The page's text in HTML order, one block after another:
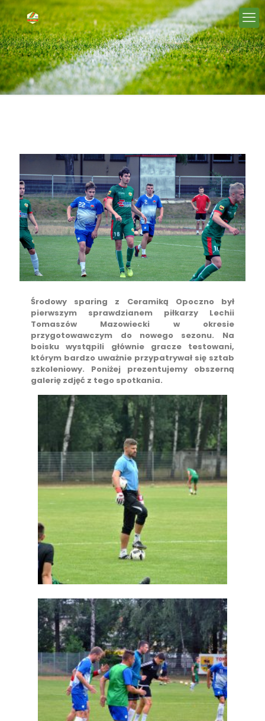
Środowy sparing z Ceramiką Opoczno był
pierwszym sprawdzianem piłkarzy Lechii
Tomaszów Mazowiecki w okresie
przygotowawczym do nowego sezonu. Na
boisku wystąpili głównie gracze testowani,
którym bardzo uważnie przypatrywał się sztab
szkoleniowy. Poniżej prezentujemy obszerną
galerię zdjęć z tego spotkania.